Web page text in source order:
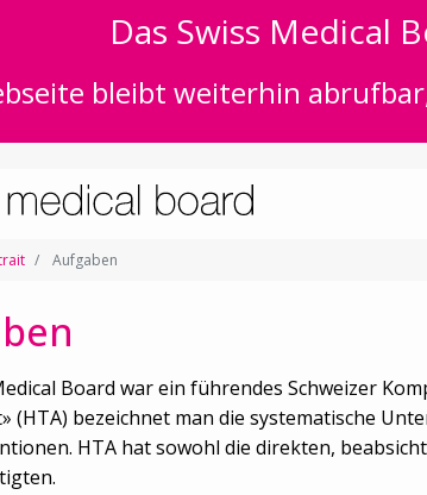
Das Swiss Medical
bleibt weiterhin
Aufgaben
Board war ein führendes Schweizer
(HTA) bezeichnet man die systematische
HTA hat sowohl die direkten,